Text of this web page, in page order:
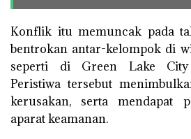
Konflik itu memuncak pada
bentrokan antar-kelompok di
seperti di Green Lake City
Peristiwa tersebut
kerusakan, serta mendapat
aparat keamanan.